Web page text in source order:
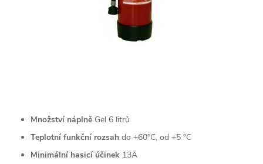
Množství náplně Gel 6 litrů
Teplotní funkční rozsah do +60°C, od +5 °C
Minimální hasicí účinek 13A